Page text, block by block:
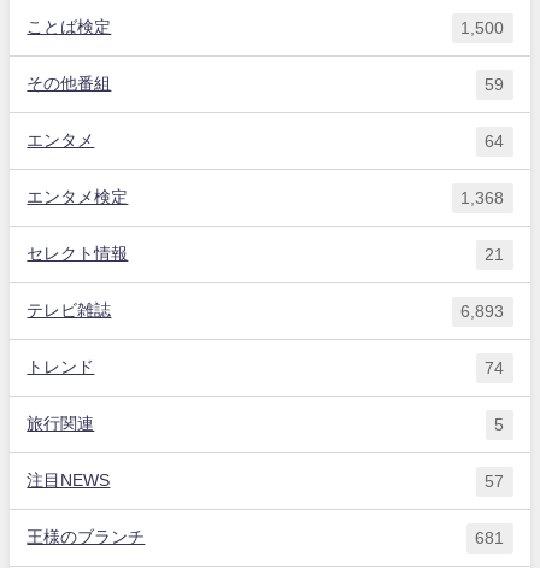
ことば検定 1,500
その他番組 59
エンタメ 64
エンタメ検定 1,368
セレクト情報 21
テレビ雑誌 6,893
トレンド 74
旅行関連 5
注目NEWS 57
王様のブランチ 681